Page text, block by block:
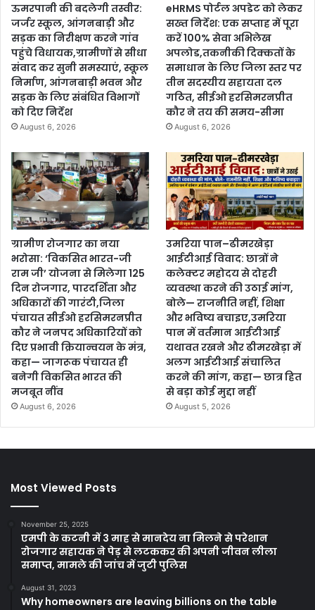
ऊमरपानी की बदलेगी तस्वीर:
जर्जर स्कूल, आंगनबाड़ी और
सड़क का निरीक्षण करने गांव
पहुंचे विधायक,ग्रामीणों से सीधा
संवाद कर सुनी समस्याएं, स्कूल
निर्माण, आंगनबाड़ी भवन और
सड़क के लिए संबंधित विभागों
को दिए निर्देश
August 6, 2026
eHRMS पोर्टल अपडेट को लेकर
सख्त निर्देश: एक सप्ताह में पूरा
करें 100% सेवा अभिलेख
अपलोड,तकनीकी दिक्कतों के
समाधान के लिए जिला स्तर पर
तीन सदस्यीय सहायता दल
गठित, सीईओ हरसिमरनप्रीत
कौर ने तय की समय-सीमा
August 6, 2026
ग्रामीण रोजगार का नया
भरोसा: ‘विकसित भारत-जी
राम जी’ योजना से मिलेगा 125
दिन रोजगार, पारदर्शिता और
अधिकारों की गारंटी,जिला
पंचायत सीईओ हरसिमरनप्रीत
कौर ने जनपद अधिकारियों को
दिए प्रभावी क्रियान्वयन के मंत्र,
कहा— जागरूक पंचायत ही
बनेगी विकसित भारत की
मजबूत नींव
August 6, 2026
उमरिया पान–ढीमरखेड़ा
आईटीआई विवाद: छात्रों ने
कलेक्टर महोदय से दोहरी
व्यवस्था करने की उठाई मांग,
बोले— राजनीति नहीं, शिक्षा
और भविष्य बचाइए,उमरिया
पान में वर्तमान आईटीआई
यथावत रखने और ढीमरखेड़ा में
अलग आईटीआई संचालित
करने की मांग, कहा— छात्र हित
से बड़ा कोई मुद्दा नहीं
August 5, 2026
Most Viewed Posts
November 25, 2025
एमपी के कटनी में 3 माह से मानदेय ना मिलने से परेशान
रोजगार सहायक ने पेड़ से लटककर की अपनी जीवन लीला
समाप्त, मामले की जांच में जुटी पुलिस
August 31, 2023
Why homeowners are leaving billions on the table